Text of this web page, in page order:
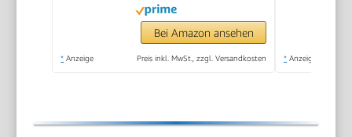
Schutzhaube,
Zweilochschlüssel, im
Karton),
Bei Amazon ansehen
* Anzeige Preis inkl. MwSt., zzgl. Versandkosten * Anzeige